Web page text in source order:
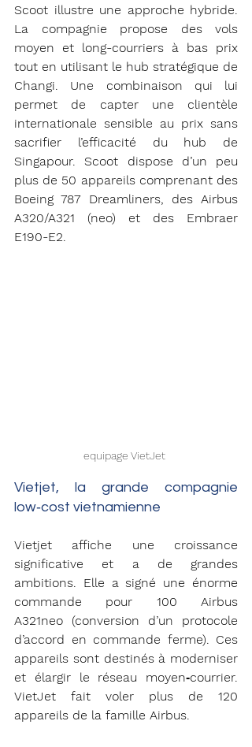
Scoot illustre une approche hybride.
La compagnie propose des vols
moyen et long-courriers à bas prix
tout en utilisant le hub stratégique de
Changi. Une combinaison qui lui
permet de capter une clientèle
internationale sensible au prix sans
sacrifier l’efficacité du hub de
Singapour. Scoot dispose d’un peu
plus de 50 appareils comprenant des
Boeing 787 Dreamliners, des Airbus
A320/A321 (neo) et des Embraer
E190-E2.
equipage VietJet
Vietjet, la grande compagnie
low‑cost vietnamienne
Vietjet affiche une croissance
significative et a de grandes
ambitions. Elle a signé une énorme
commande pour 100 Airbus
A321neo (conversion d’un protocole
d’accord en commande ferme). Ces
appareils sont destinés à moderniser
et élargir le réseau moyen‑courrier.
VietJet fait voler plus de 120
appareils de la famille Airbus.